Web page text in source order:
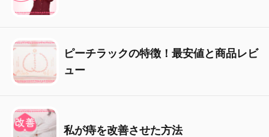
ピーチラックの特徴！最安値と商品レビ
ュー
私が痔を改善させた方法